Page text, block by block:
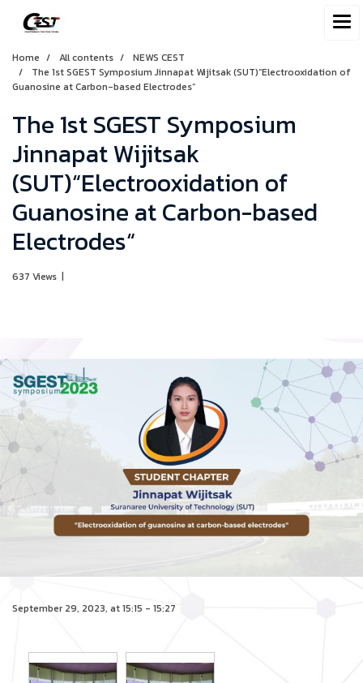
Home All contents
NEWS CEST
The 1st SGEST Symposium Jinnapat Wijitsak (SUT)“Electrooxidation of
Guanosine at Carbon-based Electrodes“
The 1st SGEST Symposium
Jinnapat Wijitsak
(SUT)“Electrooxidation of
Guanosine at Carbon-based
Electrodes“
637 Views |
September 29, 2023, at 15:15 - 15:27